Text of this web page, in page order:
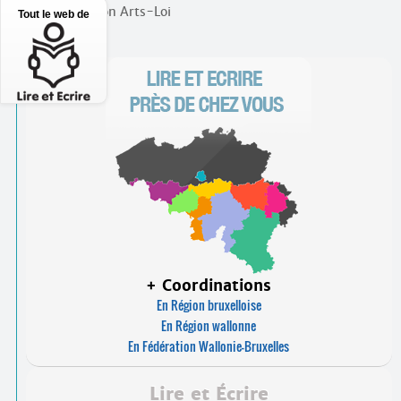
Métro : station Arts-Loi
+ Coordinations
En Région bruxelloise
En Région wallonne
En Fédération Wallonie-Bruxelles
Lire et Écrire
Tout le web de